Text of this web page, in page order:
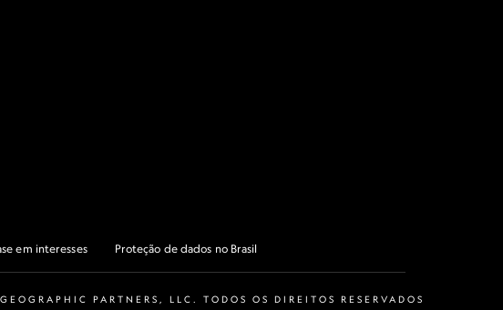
em interesses Proteção de dados no Brasil
PARTNERS, LLC. TODOS OS DIREITOS RESERVADOS